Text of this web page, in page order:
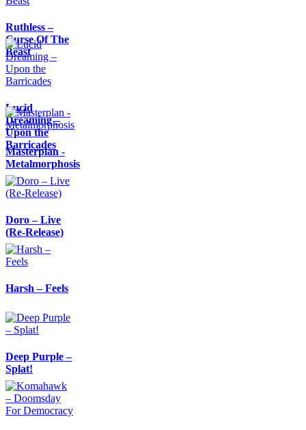
Ruthless –
Curse Of The
Beast
Lucid
Dreaming –
Upon the
Barricades
Masterplan -
Metalmorphosis
Doro – Live
(Re-Release)
Harsh – Feels
Deep Purple –
Splat!